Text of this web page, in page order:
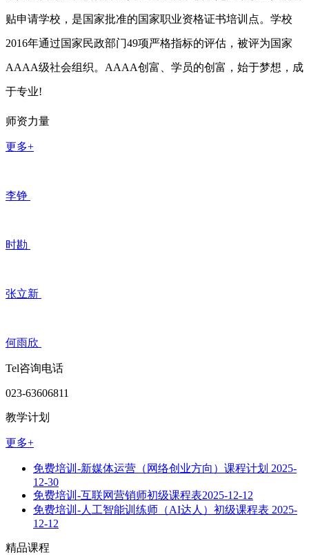
贴申请学校，是国家批准的国家职业资格证书培训点。学校
2016年通过国家民政部门49项严格指标的评估，被评为国家
AAAA级社会组织。AAAA创富、学员的创富，始于梦想，成
于专业!
师资力量
更多+
李铮
时勘
张立新
何雨欣
Tel咨询电话
023-63606811
教学计划
更多+
免费培训-新媒体运营（网络创业方向）课程计划 2025-
12-30
免费培训-互联网营销师初级课程表​2025-12-12
免费培训-人工智能训练师（AI达人）初级课程表 2025-
12-12
精品课程